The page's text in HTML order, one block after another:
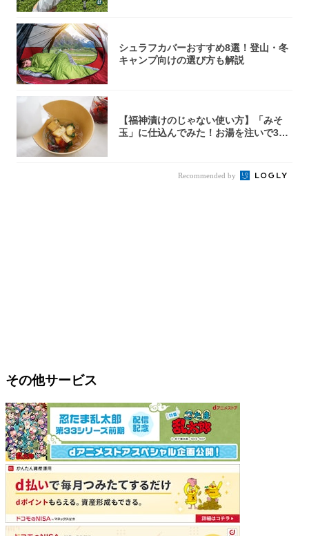
シュラフカバーおすすめ8選！登山・冬
キャンプ向けの選び方も解説
【福神漬けのじゃない使い方】「みそ
玉」に仕込んでみた！お湯を注いで30
Recommended by
その他サービス